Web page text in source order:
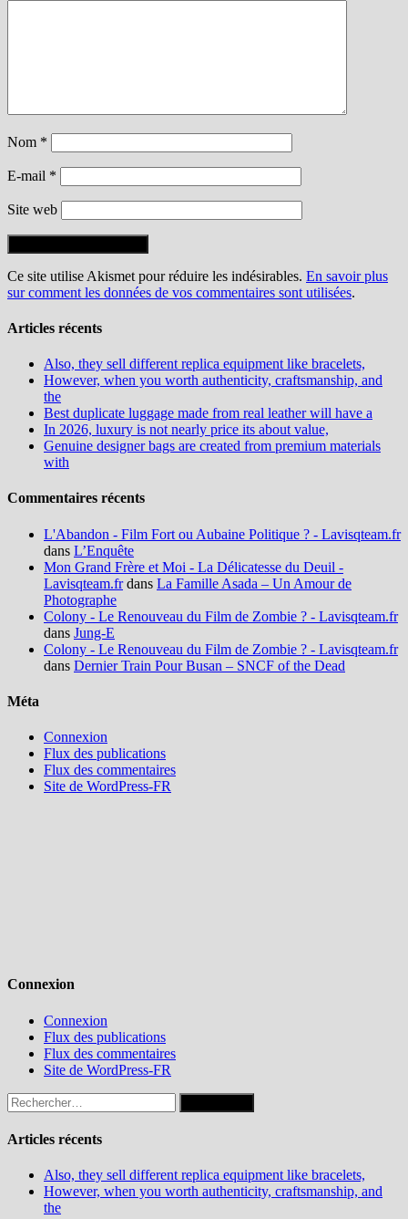
Nom *
E-mail *
Site web
Ce site utilise Akismet pour réduire les indésirables. En savoir plus
sur comment les données de vos commentaires sont utilisées.
Articles récents
Also, they sell different replica equipment like bracelets,
However, when you worth authenticity, craftsmanship, and
the
Best duplicate luggage made from real leather will have a
In 2026, luxury is not nearly price its about value,
Genuine designer bags are created from premium materials
with
Commentaires récents
L'Abandon - Film Fort ou Aubaine Politique ? - Lavisqteam.fr
dans L’Enquête
Mon Grand Frère et Moi - La Délicatesse du Deuil -
Lavisqteam.frdans La Famille Asada – Un Amour de
Photographe
Colony - Le Renouveau du Film de Zombie ? - Lavisqteam.fr
dans Jung-E
Colony - Le Renouveau du Film de Zombie ? - Lavisqteam.fr
dans Dernier Train Pour Busan – SNCF of the Dead
Méta
Connexion
Flux des publications
Flux des commentaires
Site de WordPress-FR
Connexion
Connexion
Flux des publications
Flux des commentaires
Site de WordPress-FR
Rechercher :
Articles récents
Also, they sell different replica equipment like bracelets,
However, when you worth authenticity, craftsmanship, and
the